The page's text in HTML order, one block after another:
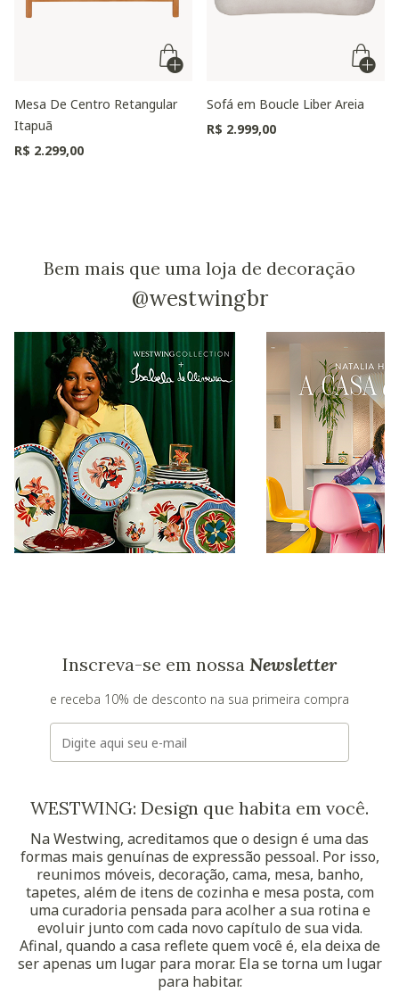
Mesa De Centro Retangular
Itapuã
R$ 2.299,00
Sofá em Boucle Liber Areia
R$ 2.999,00
Bem mais que uma loja de decoração
@westwingbr
Inscreva-se em nossa Newsletter
e receba 10% de desconto na sua primeira compra
E-mail
WESTWING: Design que habita em você.
Na Westwing, acreditamos que o design é uma das
formas mais genuínas de expressão pessoal. Por isso,
reunimos móveis, decoração, cama, mesa, banho,
tapetes, além de itens de cozinha e mesa posta, com
uma curadoria pensada para acolher a sua rotina e
evoluir junto com cada novo capítulo de sua vida.
Afinal, quando a casa reflete quem você é, ela deixa de
ser apenas um lugar para morar. Ela se torna um lugar
para habitar.